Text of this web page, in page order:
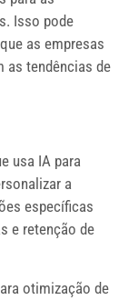
Isso pode
as empresas
as tendências de
usa IA para
a
específicas
e retenção de
otimização de